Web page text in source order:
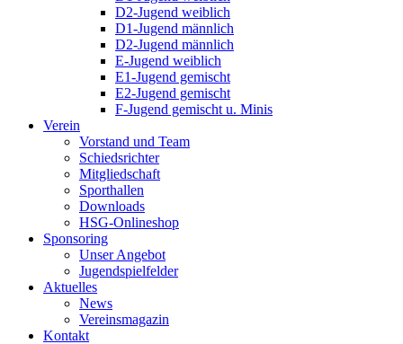
D2-Jugend weiblich
D1-Jugend männlich
D2-Jugend männlich
E-Jugend weiblich
E1-Jugend gemischt
E2-Jugend gemischt
F-Jugend gemischt u. Minis
Verein
Vorstand und Team
Schiedsrichter
Mitgliedschaft
Sporthallen
Downloads
HSG-Onlineshop
Sponsoring
Unser Angebot
Jugendspielfelder
Aktuelles
News
Vereinsmagazin
Kontakt